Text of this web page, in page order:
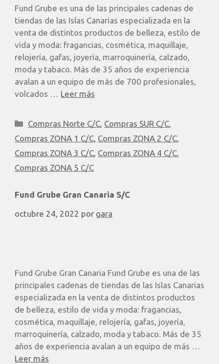
Fund Grube es una de las principales cadenas de
tiendas de las Islas Canarias especializada en la
venta de distintos productos de belleza, estilo de
vida y moda: fragancias, cosmética, maquillaje,
relojería, gafas, joyería, marroquinería, calzado,
moda y tabaco. Más de 35 años de experiencia
avalan a un equipo de más de 700 profesionales,
volcados … Leer más
Compras Norte C/C Compras SUR C/C
Compras ZONA 1 C/C Compras ZONA 2 C/C
Compras ZONA 3 C/C Compras ZONA 4 C/C
Compras ZONA 5 C/C
Fund Grube Gran Canaria S/C
octubre 24, 2022 por gara
Fund Grube Gran Canaria Fund Grube es una de las
principales cadenas de tiendas de las Islas Canarias
especializada en la venta de distintos productos
de belleza, estilo de vida y moda: fragancias,
cosmética, maquillaje, relojería, gafas, joyería,
marroquinería, calzado, moda y tabaco. Más de 35
años de experiencia avalan a un equipo de más …
Leer más